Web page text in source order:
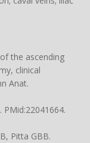
the ascending
clinical
Anat.
. PMid:22041664.
Pitta GBB.